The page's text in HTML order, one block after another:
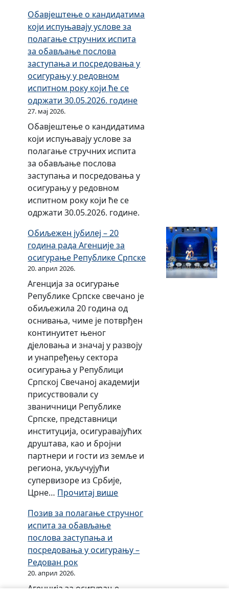
в
о
р
н
о
с
т
и
е
д
а
н
о
д
к
о
и
с
н
и
к
а
T
w
n
n
i
n
g
P
r
o
j
e
c
t
л
н
о
с
т
P
F
S
а
њ
у
с
т
а
н
д
р
д
а
и
к
о
д
о
а
(
R
O
S
C
)
Обавјештење о кандидатима
који испуњавају услове за
полагање стручних испита
за обављање послова
заступања и посредовања у
осигурању у редовном
испитном року који ће се
одржати 30.05.2026. године
27. мај 2026.
Обавјештење о кандидатима
који испуњавају услове за
полагање стручних испита
за обављање послова
заступања и посредовања у
осигурању у редовном
испитном року који ће се
одржати 30.05.2026. године.
Обиљежен јубилеј – 20
година рада Агенције за
осигурање Републике Српске
20. април 2026.
Агенција за осигурање
Републике Српске свечано је
обиљежила 20 година од
оснивања, чиме је потврђен
континуитет њеног
дјеловања и значај у развоју
и унапређењу сектора
осигурања у Републици
Српској Свечаној академији
присуствовали су
званичници Републике
Српске, представници
институција, осигуравајућих
друштава, као и бројни
партнери и гости из земље и
региона, укључујући
супервизоре из Србије,
Црне… Прочитај више:
б
е
н
Позив за полагање стручног
испита за обављање
послова заступања и
посредовања у осигурању –
Редован рок
20. април 2026.
Агенција за осигурање